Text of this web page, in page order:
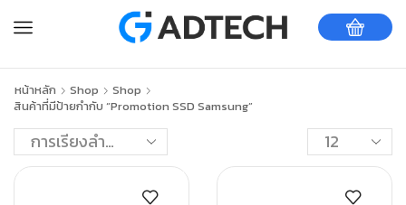
หน้าหลัก Shop
Shop
สินค้าที่มีป้ายกำกับ “Promotion SSD Samsung”